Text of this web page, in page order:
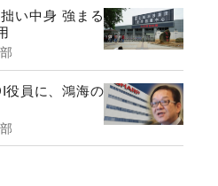
い中身 強まる
役員に、鴻海の